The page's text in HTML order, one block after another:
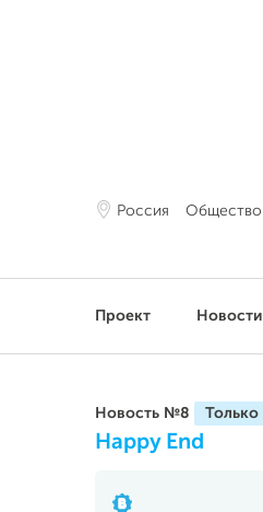
Россия Общество
Проект Новости
Новость №8
Happy End